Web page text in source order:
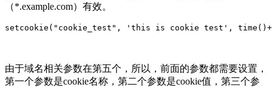
（*.example.com）有效。
setcookie("cookie_test", 'this is cookie test',
由于域名相关参数在第五个，所以，前面的参数都需要设置，
第一个参数是cookie名称，第二个参数是cookie值，第三个参